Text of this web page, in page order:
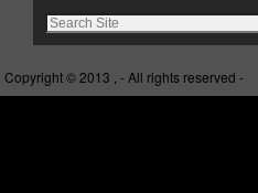
Copyright © 2013 , - All rights reserved -